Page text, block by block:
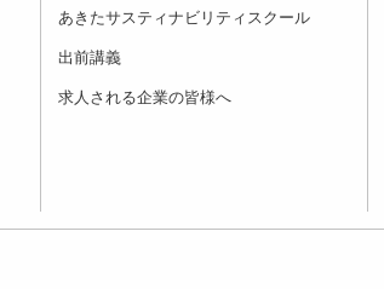
あきたサスティナビリティスクール
出前講義
求人される企業の皆様へ